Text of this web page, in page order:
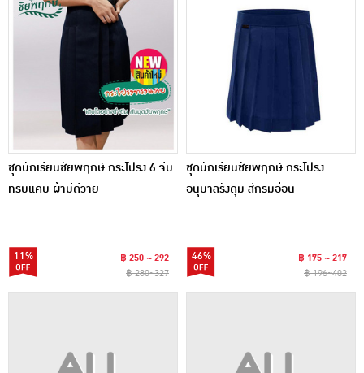
ชุดนักเรียนชัยพฤกษ์ กระโปรง 6 จีบ
ทรบแคบ ผ้ามีดีวาย
11%
฿ 250 ~ 292
฿ 280~327
ชุดนักเรียนชัยพฤกษ์ กระโปรง
อนุบาลรังดุม สีกรมอ่อน
46%
฿ 175 ~ 217
฿ 196~402